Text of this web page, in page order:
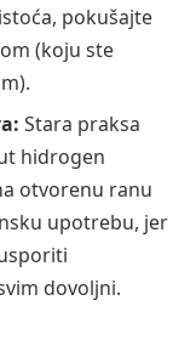
pokušajte
(koju ste
Stara praksa
hidrogen
otvorenu ranu
upotrebu, jer
dovoljni.